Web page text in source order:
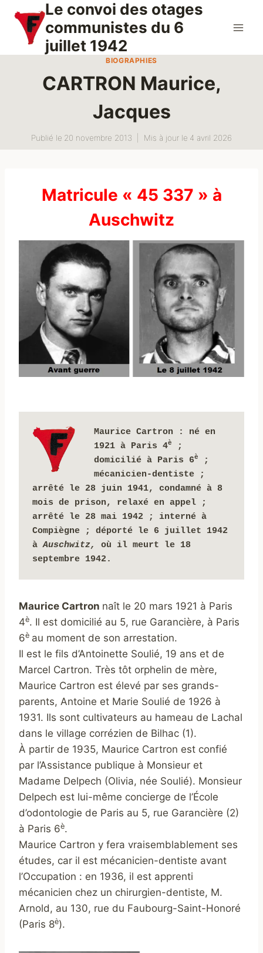
contenu
Le convoi des otages
communistes du 6
juillet 1942
BIOGRAPHIES
CARTRON Maurice,
Jacques
Publié le 20 novembre 2013 Mis à jour le 4 avril 2026
Matricule « 45 337 » à
Auschwitz
Maurice Cartron : né en
1921 à Paris 4è
;
domicilié à Paris 6è
;
mécanicien-dentiste ;
arrêté le 28 juin 1941, condamné à 8
mois de prison, relaxé en appel ;
arrêté le 28 mai 1942 ;
interné à
Compiègne ; déporté le 6 juillet 1942
à Auschwitz, où il meurt le 18
septembre 1942.
Maurice Cartron naît le 20 mars 1921 à Paris
4è. Il est domicilié au 5, rue Garancière, à Paris
6è au moment de son arrestation.
Il est le fils d’Antoinette Soulié, 19 ans et de
Marcel Cartron. Très tôt orphelin de mère,
Maurice Cartron est élevé par ses grands-
parents, Antoine et Marie Soulié de 1926 à
1931. Ils sont cultivateurs au hameau de Lachal
dans le village corrézien de Bilhac (1).
À partir de 1935, Maurice Cartron est confié
par l’Assistance publique à Monsieur et
Madame Delpech (Olivia, née Soulié). Monsieur
Delpech est lui-même concierge de l’École
d’odontologie de Paris au 5, rue Garancière (2)
à Paris 6è.
Maurice Cartron y fera vraisemblablement ses
études, car il est mécanicien-dentiste avant
l’Occupation : en 1936, il est apprenti
mécanicien chez un chirurgien-dentiste, M.
Arnold, au 130, rue du Faubourg-Saint-Honoré
(Paris 8è).